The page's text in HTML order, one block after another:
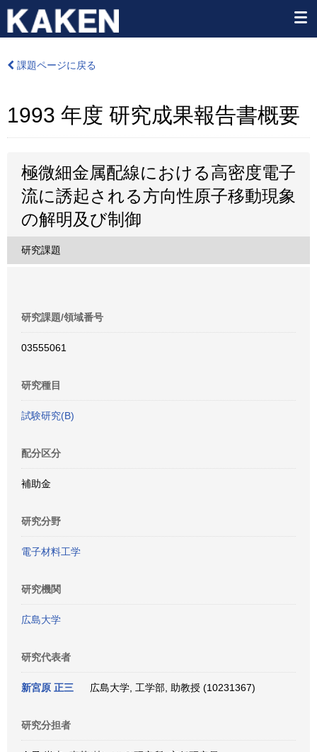
課題ページに戻る
1993 年度 研究成果報告書概要
極微細金属配線における高密度電子
流に誘起される方向性原子移動現象
の解明及び制御
研究課題
研究課題/領域番号
03555061
研究種目
試験研究(B)
配分区分
補助金
研究分野
電子材料工学
研究機関
広島大学
研究代表者
新宮原 正三 広島大学, 工学部, 助教授 (10231367)
研究分担者